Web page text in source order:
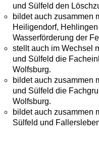
und Sülfeld den
bildet auch zusammen
Heiligendorf,
Wasserförderung der
stellt auch im Wechsel
und Sülfeld die
Wolfsburg.
bildet auch zusammen
und Sülfeld die
Wolfsburg.
bildet auch zusammen
Sülfeld und